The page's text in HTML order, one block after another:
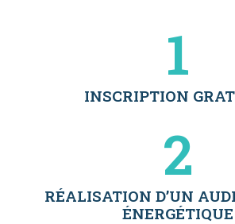
1
INSCRIPTION
2
RÉALISATION D’UN
ÉNERGÉTIQUE​